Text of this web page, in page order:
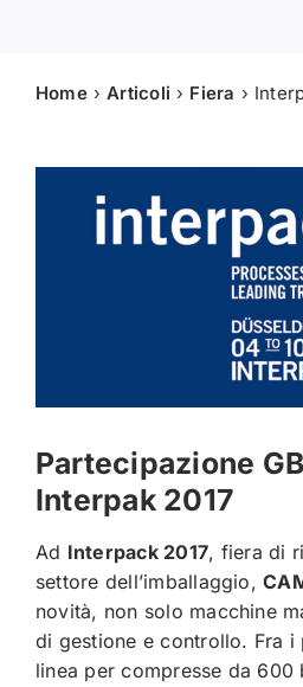
Ricambi
Home Articoli Fiera
Partecipazione
Interpak 2017
Ad Interpack 2017, fiera di
settore dell’imballaggio,
novità, non solo macchine
di gestione e controllo. Fra i
linea per compresse da 600